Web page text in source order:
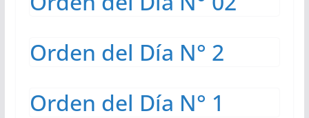
Orden del Día N° 2
Orden del Día N° 1